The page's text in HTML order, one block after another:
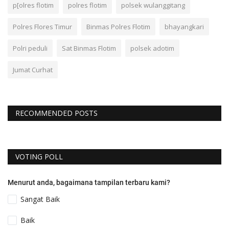
p[olres flotim polres flotim polsek wulanggitang
Polres Flores Timur Binmas Polres Flotim bhayangkari
Polri peduli Sat Binmas Flotim polsek adotim
Jumat Curhat
RECOMMENDED POSTS
VOTING POLL
Menurut anda, bagaimana tampilan terbaru kami?
Sangat Baik
Baik